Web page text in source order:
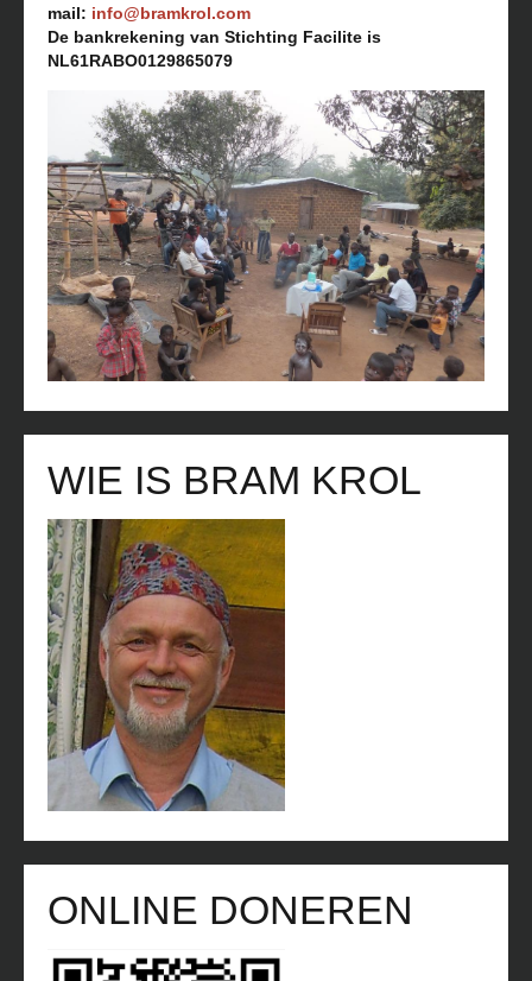
mail: info@bramkrol.com
De bankrekening van Stichting Facilite is
NL61RABO0129865079
WIE IS BRAM KROL
ONLINE DONEREN